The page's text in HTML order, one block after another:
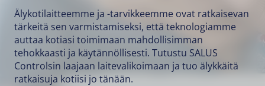
Älykotilaitteemme ja -tarvikkeemme ovat ratkaisevan
tärkeitä sen varmistamiseksi, että teknologiamme
auttaa kotiasi toimimaan mahdollisimman
tehokkaasti ja käytännöllisesti. Tutustu SALUS
Controlsin laajaan laitevalikoimaan ja tuo älykkäitä
ratkaisuja kotiisi jo tänään.